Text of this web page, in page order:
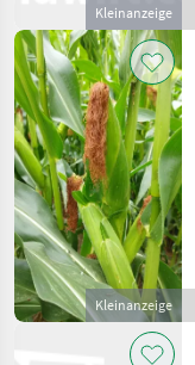
Kleinanzeige
Kleinanzeige